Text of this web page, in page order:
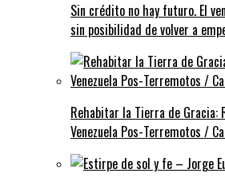
Sin crédito no hay futuro. El
sin posibilidad de volver a
Rehabitar la Tierra de Gracia:
Venezuela Pos-Terremotos /